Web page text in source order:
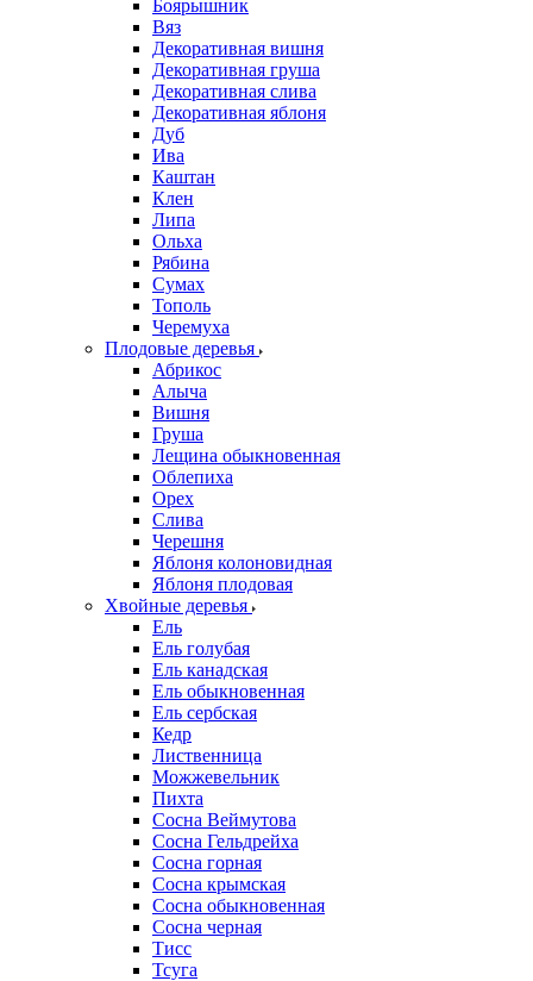
Боярышник
Вяз
Декоративная вишня
Декоративная груша
Декоративная слива
Декоративная яблоня
Дуб
Ива
Каштан
Клен
Липа
Ольха
Рябина
Сумах
Тополь
Черемуха
Плодовые деревья
Абрикос
Алыча
Вишня
Груша
Лещина обыкновенная
Облепиха
Орех
Слива
Черешня
Яблоня колоновидная
Яблоня плодовая
Хвойные деревья
Ель
Ель голубая
Ель канадская
Ель обыкновенная
Ель сербская
Кедр
Лиственница
Можжевельник
Пихта
Сосна Веймутова
Сосна Гельдрейха
Сосна горная
Сосна крымская
Сосна обыкновенная
Сосна черная
Тисс
Тсуга